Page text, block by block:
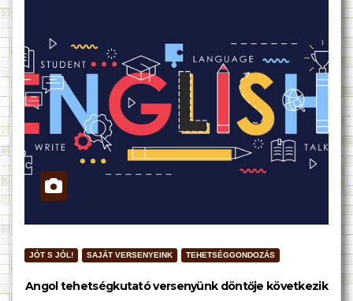
JÓT S JÓL! SAJÁT VERSENYEINK TEHETSÉGGONDOZÁS
Angol tehetségkutató versenyünk döntője következik